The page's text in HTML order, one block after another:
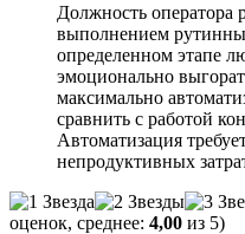
Должность оператора
выполнением
определенном этапе
эмоционально
максимально
сравнить с работой
Автоматизация
непродуктивных
оценок, среднее: 4,00 из 5)